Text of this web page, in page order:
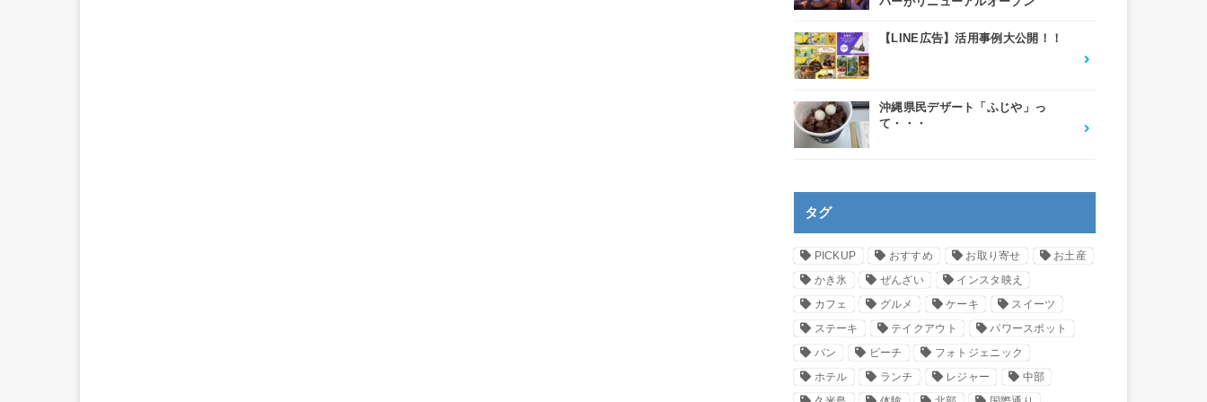
【LINE広告】活用事例大公開！！
沖縄県民デザート「ふじや」っ
て・・・
タグ
PICKUP おすすめ お取り寄せ
お土産
かき氷
ぜんざい
インスタ映え
カフェ
グルメ ケーキ
スイーツ
ステーキ
テイクアウト
パワースポット
パン
ビーチ
フォトジェニック
ホテル
ランチ レジャー
中部